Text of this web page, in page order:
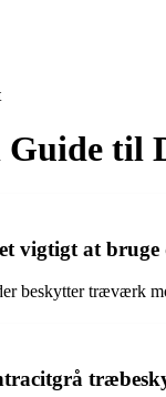
til
vigtigt at
beskytter træværk